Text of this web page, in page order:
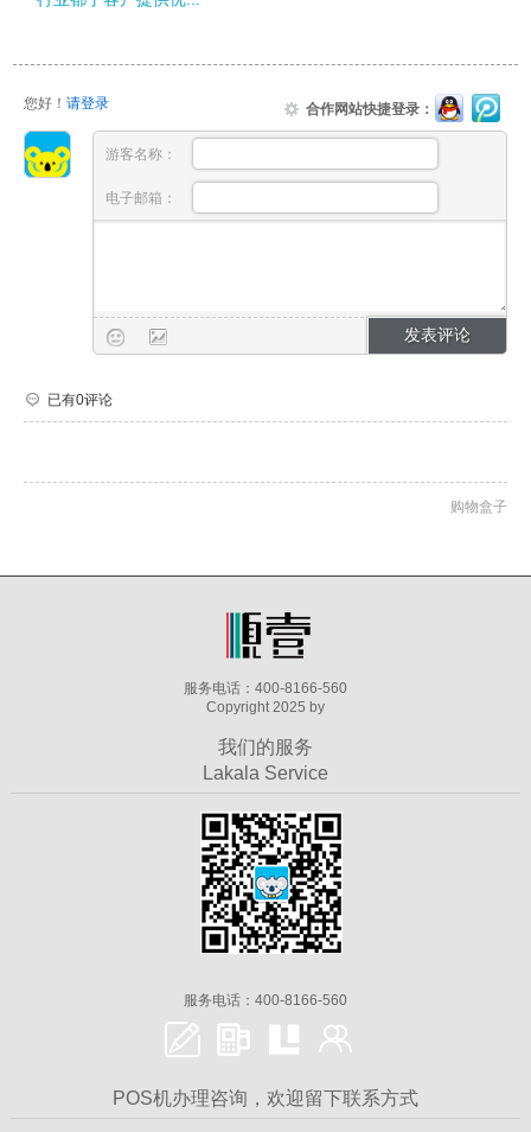
您好！ 请登录 合作网站快捷登录：
游客名称：
电子邮箱：
已有0评论
购物盒子
服务电话：400-8166-560
Copyright 2025 by
我们的服务
Lakala Service
服务电话：400-8166-560
POS机办理咨询，欢迎留下联系方式